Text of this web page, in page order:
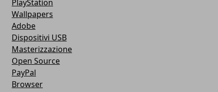
PlayStation
Wallpapers
Adobe
Dispositivi USB
Masterizzazione
Open Source
PayPal
Browser